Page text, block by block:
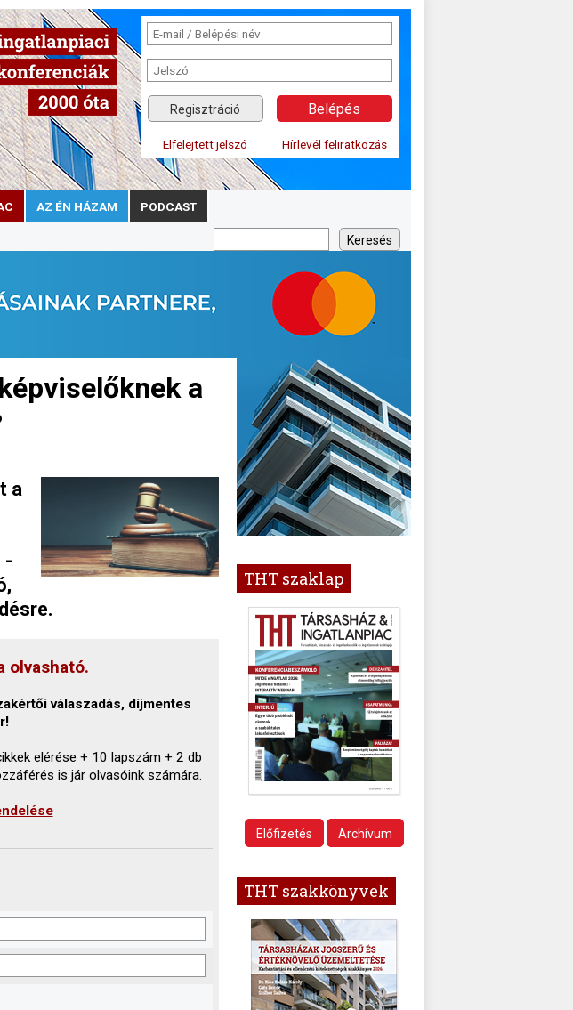
Regisztráció
Elfelejtett jelszó Hírlevél feliratkozás
AZ ÉN HÁZAM PODCAST
a
a
-
olvasható.
válaszadás, díjmentes
elérése + 10 lapszám + 2 db
is jár olvasóink számára.
THT szaklap
Előfizetés Archívum
THT szakkönyvek